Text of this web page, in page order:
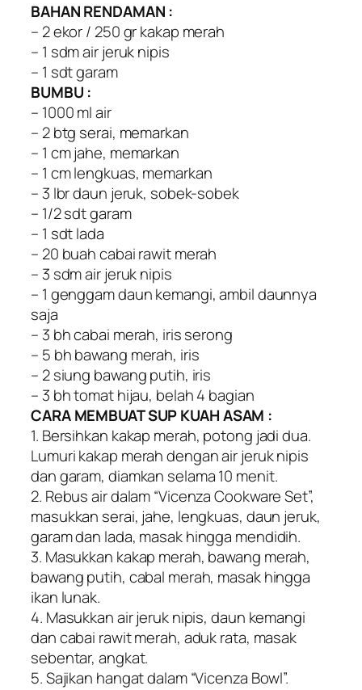
BAHAN RENDAMAN :
– 2 ekor / 250 gr kakap merah
– 1 sdm air jeruk nipis
– 1 sdt garam
BUMBU :
– 1000 ml air
– 2 btg serai, memarkan
– 1 cm jahe, memarkan
– 1 cm lengkuas, memarkan
– 3 lbr daun jeruk, sobek-sobek
– 1/2 sdt garam
– 1 sdt lada
– 20 buah cabai rawit merah
– 3 sdm air jeruk nipis
– 1 genggam daun kemangi, ambil daunnya
saja
– 3 bh cabai merah, iris serong
– 5 bh bawang merah, iris
– 2 siung bawang putih, iris
– 3 bh tomat hijau, belah 4 bagian
CARA MEMBUAT SUP KUAH ASAM :
1. Bersihkan kakap merah, potong jadi dua.
Lumuri kakap merah dengan air jeruk nipis
dan garam, diamkan selama 10 menit.
2. Rebus air dalam “Vicenza Cookware Set”,
masukkan serai, jahe, lengkuas, daun jeruk,
garam dan lada, masak hingga mendidih.
3. Masukkan kakap merah, bawang merah,
bawang putih, cabal merah, masak hingga
ikan lunak.
4. Masukkan air jeruk nipis, daun kemangi
dan cabai rawit merah, aduk rata, masak
sebentar, angkat.
5. Sajikan hangat dalam “Vicenza Bowl”.